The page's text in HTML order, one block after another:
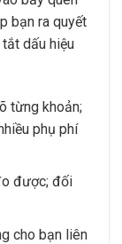
bạn ra quyết
dấu hiệu
từng khoản;
phụ phí
được; đối
cho bạn liên